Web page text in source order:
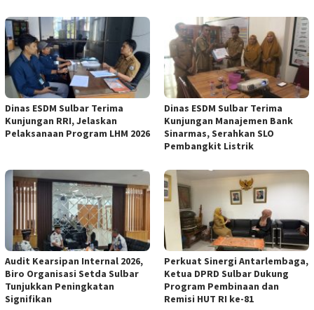
Dinas ESDM Sulbar Terima
Kunjungan RRI, Jelaskan
Pelaksanaan Program LHM 2026
Dinas ESDM Sulbar Terima
Kunjungan Manajemen Bank
Sinarmas, Serahkan SLO
Pembangkit Listrik
Audit Kearsipan Internal 2026,
Biro Organisasi Setda Sulbar
Tunjukkan Peningkatan
Signifikan
Perkuat Sinergi Antarlembaga,
Ketua DPRD Sulbar Dukung
Program Pembinaan dan
Remisi HUT RI ke-81